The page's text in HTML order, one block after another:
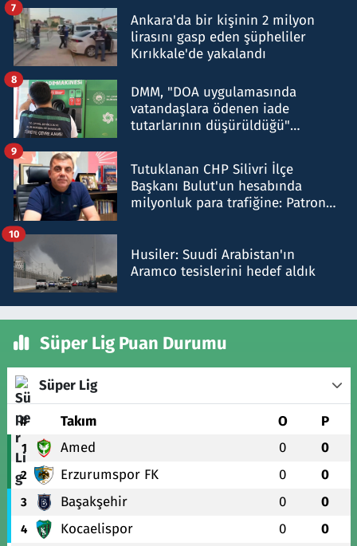
Ankara'da bir kişinin 2 milyon
lirasını gasp eden şüpheliler
Kırıkkale'de yakalandı
7
DMM, "DOA uygulamasında
vatandaşlara ödenen iade
tutarlarının düşürüldüğü"
8
Tutuklanan CHP Silivri İlçe
Başkanı Bulut'un hesabında
milyonluk para trafiğine: Patron
9
Husiler: Suudi Arabistan'ın
Aramco tesislerini hedef aldık
10
Süper Lig Puan Durumu
Süper Lig
# Takım O P
1 Amed 0 0
2 Erzurumspor FK 0 0
3 Başakşehir 0 0
4 Kocaelispor 0 0